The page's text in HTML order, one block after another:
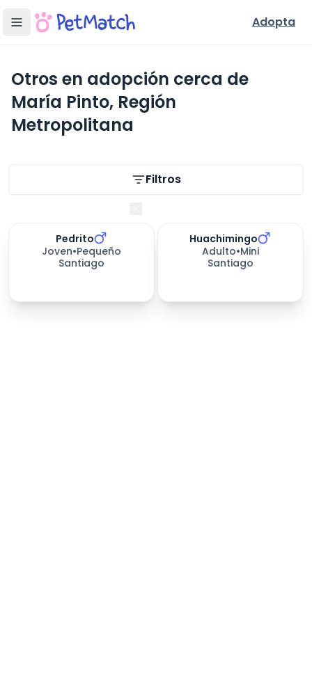
Adopta
Otros en adopción cerca de
María Pinto, Región
Metropolitana
Filtros
Pedrito
Joven•Pequeño
Santiago
Huachimingo
Adulto•Mini
Santiago